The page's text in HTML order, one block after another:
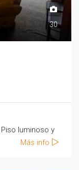
30
Piso luminoso y
Más info